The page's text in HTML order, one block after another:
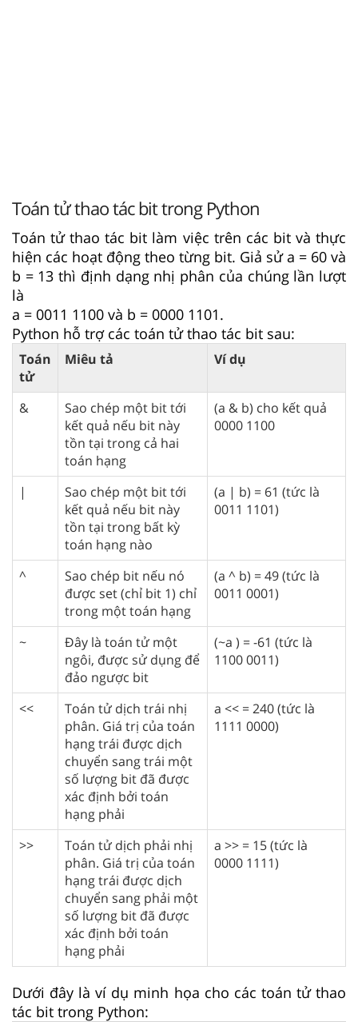
Toán tử thao tác bit trong Python
Toán tử thao tác bit làm việc trên các bit và thực
hiện các hoạt động theo từng bit. Giả sử a = 60 và
b = 13 thì định dạng nhị phân của chúng lần lượt
là
a = 0011 1100 và b = 0000 1101.
Python hỗ trợ các toán tử thao tác bit sau:
Toán
tử
Miêu tả Ví dụ
&
Sao chép một bit tới
kết quả nếu bit này
tồn tại trong cả hai
toán hạng
(a & b) cho kết quả
0000 1100
|
Sao chép một bit tới
kết quả nếu bit này
tồn tại trong bất kỳ
toán hạng nào
(a | b) = 61 (tức là
0011 1101)
^
Sao chép bit nếu nó
được set (chỉ bit 1) chỉ
trong một toán hạng
(a ^ b) = 49 (tức là
0011 0001)
~
Đây là toán tử một
ngôi, được sử dụng để
đảo ngược bit
(~a ) = -61 (tức là
1100 0011)
<<
Toán tử dịch trái nhị
phân. Giá trị của toán
hạng trái được dịch
chuyển sang trái một
số lượng bit đã được
xác định bởi toán
hạng phải
a << = 240 (tức là
1111 0000)
>>
Toán tử dịch phải nhị
phân. Giá trị của toán
hạng trái được dịch
chuyển sang phải một
số lượng bit đã được
xác định bởi toán
hạng phải
a >> = 15 (tức là
0000 1111)
Dưới đây là ví dụ minh họa cho các toán tử thao
tác bit trong Python: